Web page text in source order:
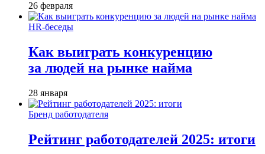
26 февраля
HR-беседы
Как выиграть конкуренцию
за людей на рынке найма
28 января
Бренд работодателя
Рейтинг работодателей 2025: итоги